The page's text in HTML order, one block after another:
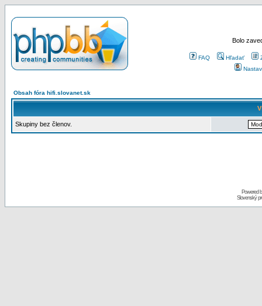
Bolo
FAQ Hľadať
Obsah fóra hifi.slovanet.sk
Skupiny bez členov.
Powered
Slovenský